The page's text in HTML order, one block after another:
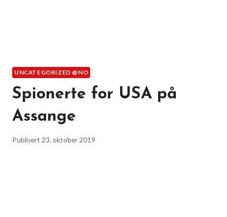
UNCATEGORIZED @NO
Spionerte for USA på
Assange
Publisert 23. oktober 2019